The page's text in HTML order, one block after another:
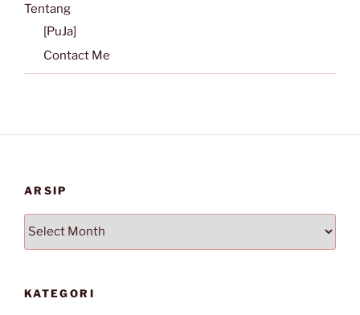
Tentang
[PuJa]
Contact Me
ARSIP
Arsip
KATEGORI